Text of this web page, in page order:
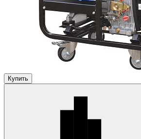
Купить